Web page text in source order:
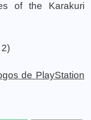
of the Karakuri
de PlayStation